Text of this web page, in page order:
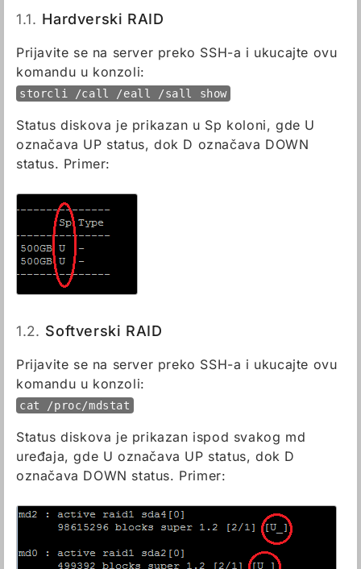
1.1. Hardverski RAID
Prijavite se na server preko SSH-a i ukucajte ovu
komandu u konzoli:
storcli /call /eall /sall show
Status diskova je prikazan u Sp koloni, gde U
označava UP status, dok D označava DOWN
status. Primer:
1.2. Softverski RAID
Prijavite se na server preko SSH-a i ukucajte ovu
komandu u konzoli:
cat /proc/mdstat
Status diskova je prikazan ispod svakog md
uređaja, gde U označava UP status, dok D
označava DOWN status. Primer: